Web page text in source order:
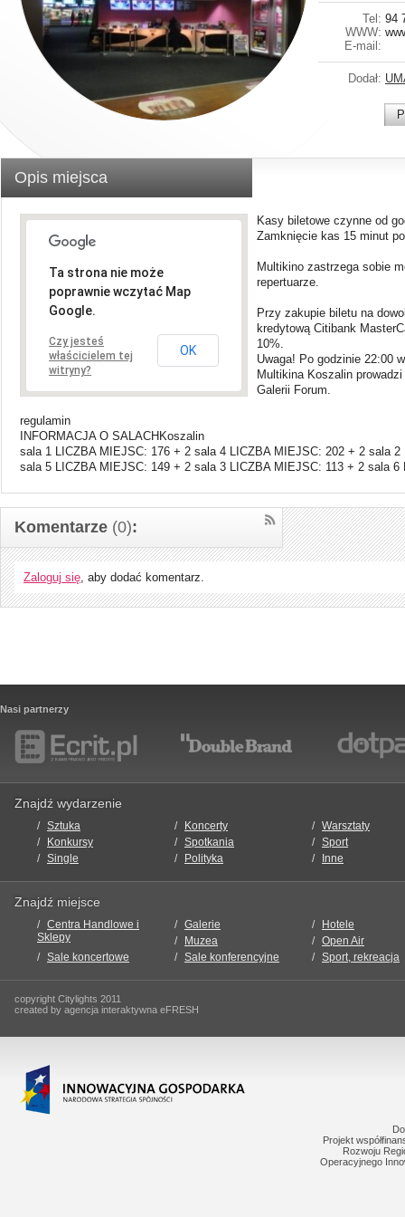
Tel: 94
WWW:
E-mail:
Dodał:
Opis miejsca
Ta strona nie może
poprawnie wczytać Map
Google.
Czy jesteś
właścicielem tej
witryny?
OK
Kasy biletowe czynne od
Zamknięcie kas 15 minut
Multikino zastrzega sobie
repertuarze.
Przy zakupie biletu na
kredytową Citibank
10%.
Uwaga! Po godzinie 22:00
Multikina Koszalin
Galerii Forum.
regulamin
INFORMACJA O SALACHKoszalin
sala 1 LICZBA MIEJSC: 176 + 2 sala 4 LICZBA MIEJSC: 202 + 2 sala
sala 5 LICZBA MIEJSC: 149 + 2 sala 3 LICZBA MIEJSC: 113 + 2 sala
Komentarze (0):
Zaloguj się, aby dodać komentarz.
Nasi partnerzy
Znajdź wydarzenie
Sztuka Koncerty
Warsztaty
Konkursy
Spotkania
Sport
Single
Polityka Inne
Znajdź miejsce
Centra Handlowe i
Sklepy
Galerie
Hotele
Muzea
Open Air
Sale koncertowe
Sale konferencyjne Sport, rekreacja
copyright Citylights 2011
created by agencja interaktywna eFRESH
Projekt
Rozwoju
Operacyjnego